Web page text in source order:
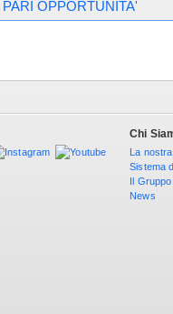
OPPORTUNITA'
Chi
La
Sistema
Il Gruppo
News